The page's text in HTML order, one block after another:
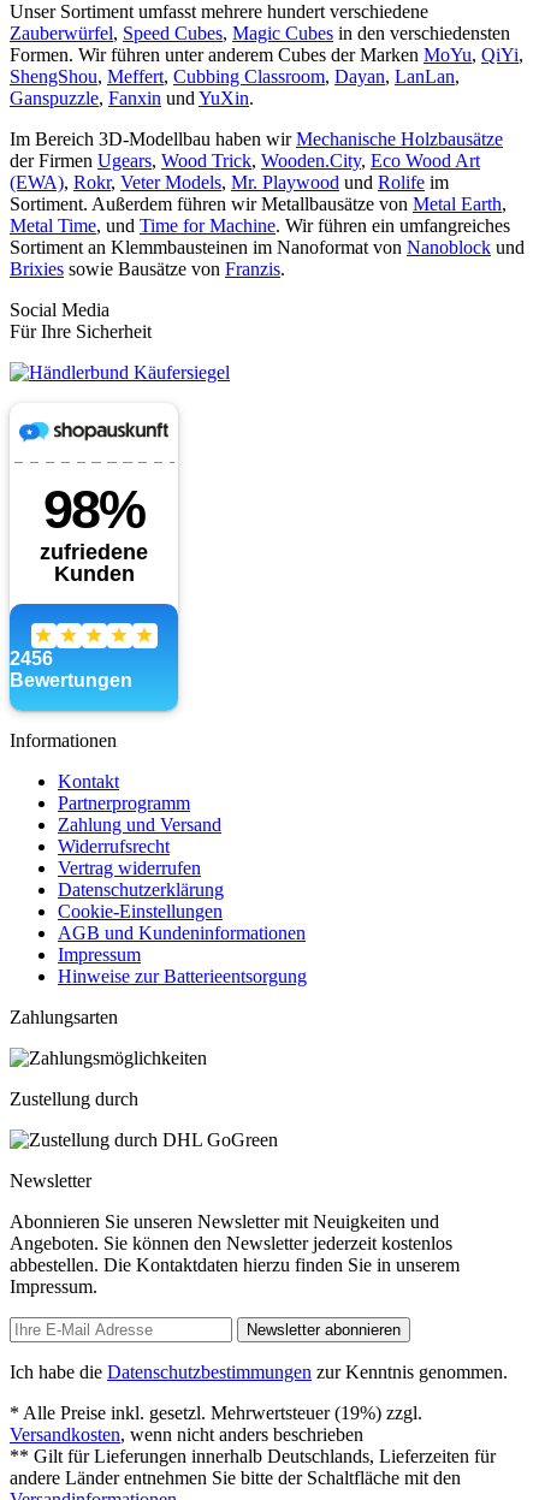
Unser Sortiment umfasst mehrere hundert verschiedene
Zauberwürfel, Speed Cubes, Magic Cubes in den verschiedensten
Formen. Wir führen unter anderem Cubes der Marken MoYu, QiYi,
ShengShou, Meffert, Cubbing Classroom, Dayan, LanLan,
Ganspuzzle, Fanxin und YuXin.
Im Bereich 3D-Modellbau haben wirMechanische Holzbausätze
der Firmen Ugears, Wood Trick, Wooden.City, Eco Wood Art
(EWA), Rokr, Veter Models, Mr. Playwood und Rolife im
Sortiment. Außerdem führen wir Metallbausätze von Metal Earth,
Metal Time, und Time for Machine. Wir führen ein umfangreiches
Sortiment an Klemmbausteinen im Nanoformat von Nanoblock und
Brixies sowie Bausätze von Franzis.
Social Media
Für Ihre Sicherheit
Informationen
Kontakt
Partnerprogramm
Zahlung und Versand
Widerrufsrecht
Vertrag widerrufen
Datenschutzerklärung
Cookie-Einstellungen
AGB und Kundeninformationen
Impressum
Hinweise zur Batterieentsorgung
Zahlungsarten
Zustellung durch
Newsletter
Abonnieren Sie unseren Newsletter mit Neuigkeiten und
Angeboten. Sie können den Newsletter jederzeit kostenlos
abbestellen. Die Kontaktdaten hierzu finden Sie in unserem
Impressum.
Newsletter abonnieren
Ich habe die Datenschutzbestimmungen zur Kenntnis genommen.
* Alle Preise inkl. gesetzl. Mehrwertsteuer (19%) zzgl.
Versandkosten, wenn nicht anders beschrieben
** Gilt für Lieferungen innerhalb Deutschlands, Lieferzeiten für
andere Länder entnehmen Sie bitte der Schaltfläche mit den